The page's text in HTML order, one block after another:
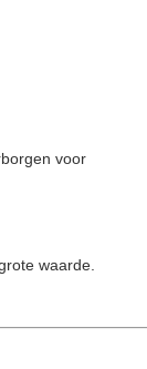
voor
waarde.